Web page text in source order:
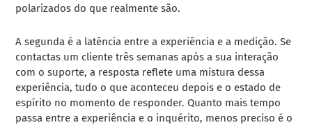
polarizados do que realmente são.
A segunda é a latência entre a experiência e a medição. Se
contactas um cliente três semanas após a sua interação
com o suporte, a resposta reflete uma mistura dessa
experiência, tudo o que aconteceu depois e o estado de
espírito no momento de responder. Quanto mais tempo
passa entre a experiência e o inquérito, menos preciso é o